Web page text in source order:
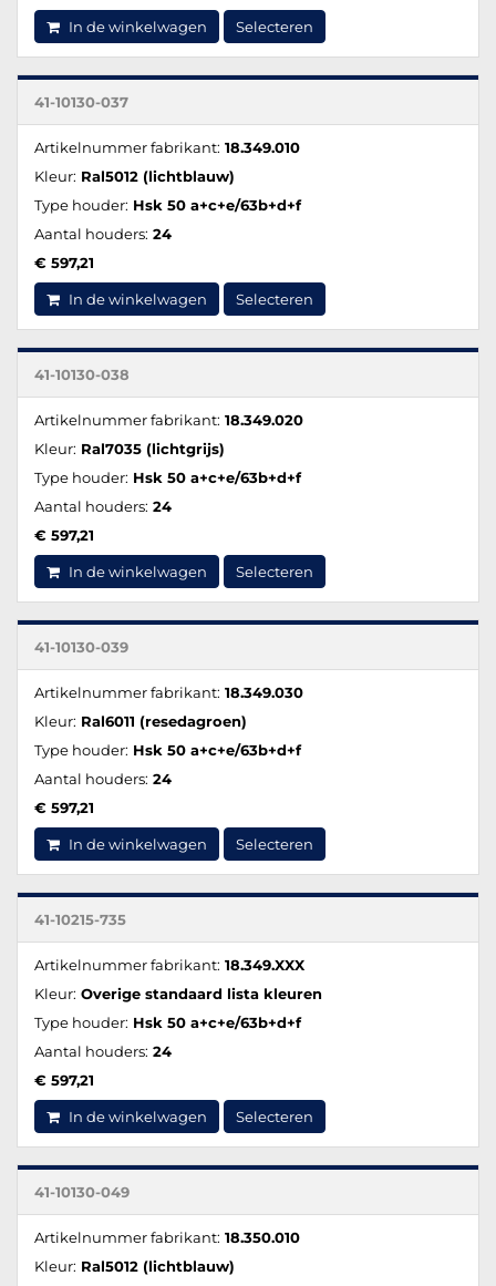
In de winkelwagen Selecteren
41-10130-037
Artikelnummer fabrikant: 18.349.010
Kleur: Ral5012 (lichtblauw)
Type houder: Hsk 50 a+c+e/63b+d+f
Aantal houders: 24
€ 597,21
In de winkelwagen Selecteren
41-10130-038
Artikelnummer fabrikant: 18.349.020
Kleur: Ral7035 (lichtgrijs)
Type houder: Hsk 50 a+c+e/63b+d+f
Aantal houders: 24
€ 597,21
In de winkelwagen Selecteren
41-10130-039
Artikelnummer fabrikant: 18.349.030
Kleur: Ral6011 (resedagroen)
Type houder: Hsk 50 a+c+e/63b+d+f
Aantal houders: 24
€ 597,21
In de winkelwagen Selecteren
41-10215-735
Artikelnummer fabrikant: 18.349.XXX
Kleur: Overige standaard lista kleuren
Type houder: Hsk 50 a+c+e/63b+d+f
Aantal houders: 24
€ 597,21
In de winkelwagen Selecteren
41-10130-049
Artikelnummer fabrikant: 18.350.010
Kleur: Ral5012 (lichtblauw)